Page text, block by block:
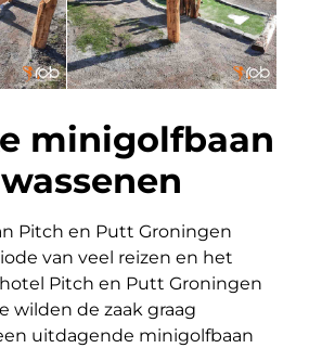
minigolfbaan
Pitch en Putt Groningen
van veel reizen en het
Pitch en Putt Groningen
wilden de zaak graag
uitdagende minigolfbaan